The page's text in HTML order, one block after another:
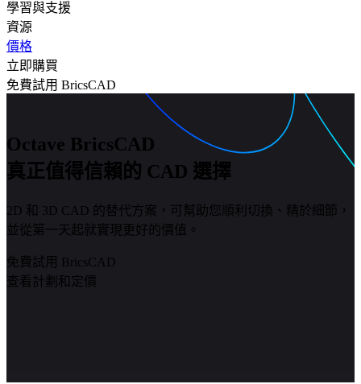
學習與支援
資源
價格
立即購買
免費試用 BricsCAD
Octave BricsCAD
真正值得信賴的 CAD 選擇
2D 和 3D CAD 的替代方案，可幫助您順利切換、精於細節，
並從第一天起就實現更好的價值。
免費試用 BricsCAD
查看計劃和定價